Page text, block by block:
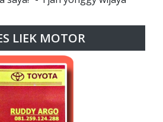
LIEK MOTOR